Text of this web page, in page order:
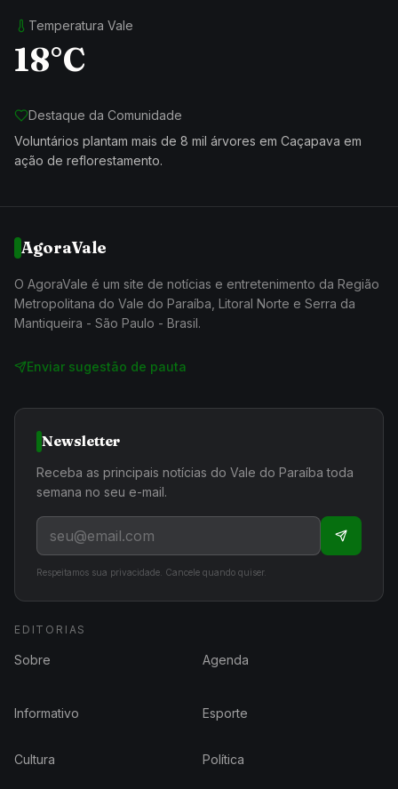
Temperatura Vale
18°C
Destaque da Comunidade
Voluntários plantam mais de 8 mil árvores em Caçapava em
ação de reflorestamento.
AgoraVale
O AgoraVale é um site de notícias e entretenimento da Região
Metropolitana do Vale do Paraíba, Litoral Norte e Serra da
Mantiqueira - São Paulo - Brasil.
Enviar sugestão de pauta
Newsletter
Receba as principais notícias do Vale do Paraíba toda
semana no seu e-mail.
Respeitamos sua privacidade. Cancele quando quiser.
EDITORIAS
Sobre Agenda
Informativo Esporte
Cultura Política